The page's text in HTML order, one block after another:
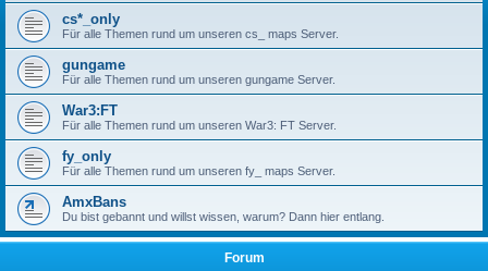
cs*_only
Für alle Themen rund um unseren cs_ maps Server.
gungame
Für alle Themen rund um unseren gungame Server.
War3:FT
Für alle Themen rund um unseren War3: FT Server.
fy_only
Für alle Themen rund um unseren fy_ maps Server.
AmxBans
Du bist gebannt und willst wissen, warum? Dann hier entlang.
Forum